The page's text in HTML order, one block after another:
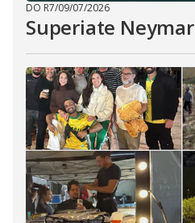
DO R7/09/07/2026
Superiate Neymar